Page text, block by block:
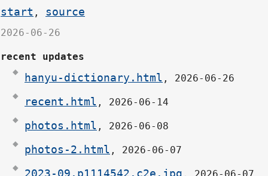
start , source
2026-06-26
recent updates
hanyu-dictionary.html , 2026-06-26
recent.html , 2026-06-14
photos.html , 2026-06-08
photos-2.html , 2026-06-07
2023-09.p1114542.c2e.jpg